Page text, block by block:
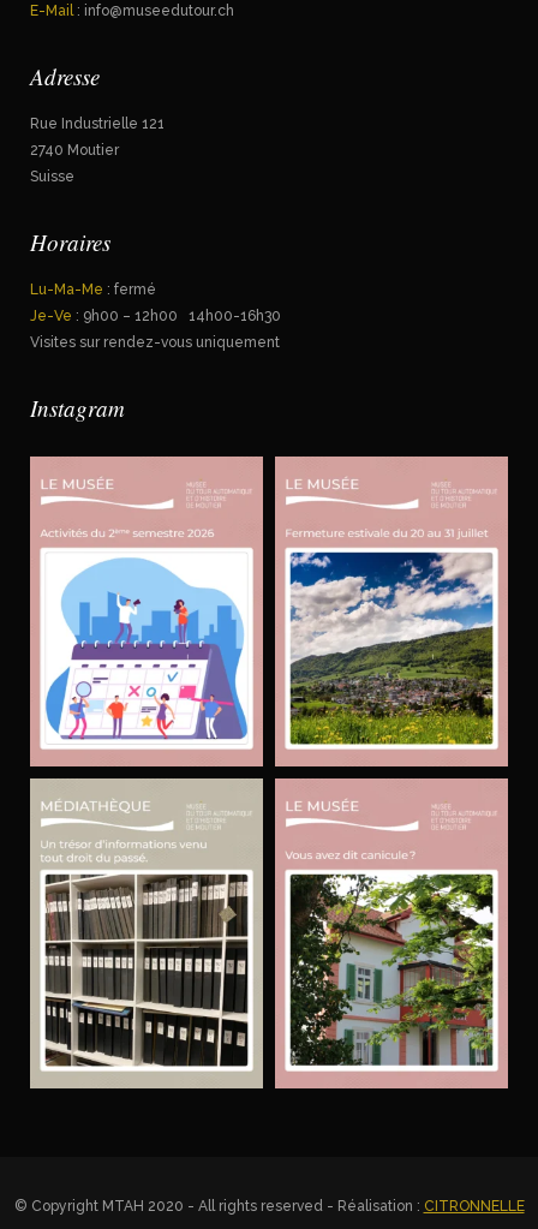
E-Mail : info@museedutour.ch
Adresse
Rue Industrielle 121
2740 Moutier
Suisse
Horaires
Lu-Ma-Me : fermé
Je-Ve : 9h00 – 12h00 14h00-16h30
Visites sur rendez-vous uniquement
Instagram
© Copyright MTAH 2020 - All rights reserved - Réalisation : CITRONNELLE